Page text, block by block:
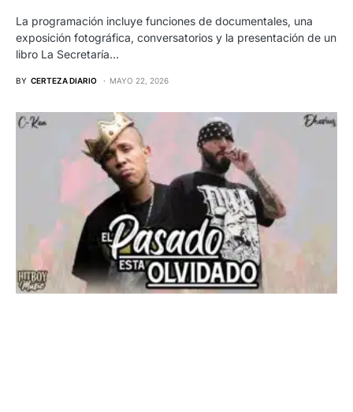
La programación incluye funciones de documentales, una
exposición fotográfica, conversatorios y la presentación de un
libro La Secretaría…
BY CERTEZA DIARIO MAYO 22, 2026